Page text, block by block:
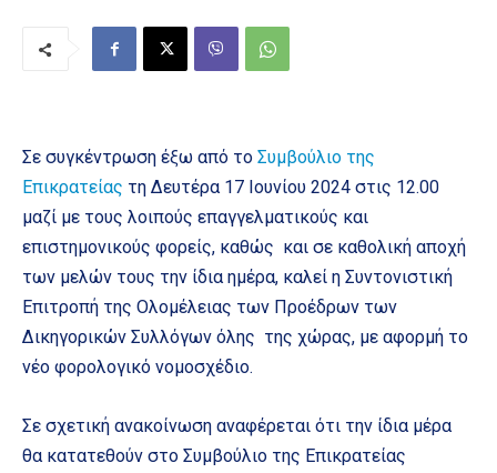
Σε συγκέντρωση έξω από το Συμβούλιο της
Επικρατείας τη Δευτέρα 17 Ιουνίου 2024 στις 12.00
μαζί με τους λοιπούς επαγγελματικούς και
επιστημονικούς φορείς, καθώς και σε καθολική αποχή
των μελών τους την ίδια ημέρα, καλεί η Συντονιστική
Επιτροπή της Ολομέλειας των Προέδρων των
Δικηγορικών Συλλόγων όλης της χώρας, με αφορμή το
νέο φορολογικό νομοσχέδιο.
Σε σχετική ανακοίνωση αναφέρεται ότι την ίδια μέρα
θα κατατεθούν στο Συμβούλιο της Επικρατείας